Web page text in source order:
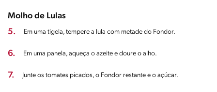
Molho de Lulas
5.
Em uma tigela, tempere a lula com metade do Fondor.
6. Em uma panela, aqueça o azeite e doure o alho.
7. Junte os tomates picados, o Fondor restante e o açúcar.